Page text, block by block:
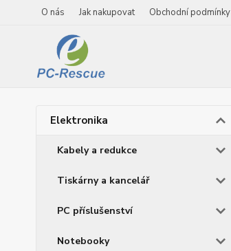
O nás Jak nakupovat Obchodní podmínky
Elektronika
Kabely a redukce
Tiskárny a kancelář
PC příslušenství
Notebooky